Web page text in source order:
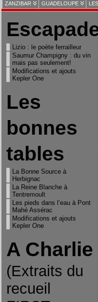
ZANZIBAR
GUADELOUPE
Lizio : le poète ferrailleur
Saumur Champigny : du vin
mais pas seulement!
Modifications et ajouts
Kepler One
Les
bonnes
tables
La Bonne Source à
Herbignac
La Reine Blanche à
Tentremoult
Les pieds dans l’eau à Pont
Mahé Assérac
Modifications et ajouts
Kepler One
A Charlie
(Extraits du
recueil
"On ne pourrait donc pas
rire de tout?"